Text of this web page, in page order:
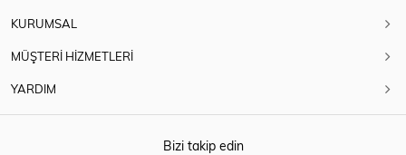
KURUMSAL
MÜŞTERİ HİZMETLERİ
YARDIM
Bizi takip edin